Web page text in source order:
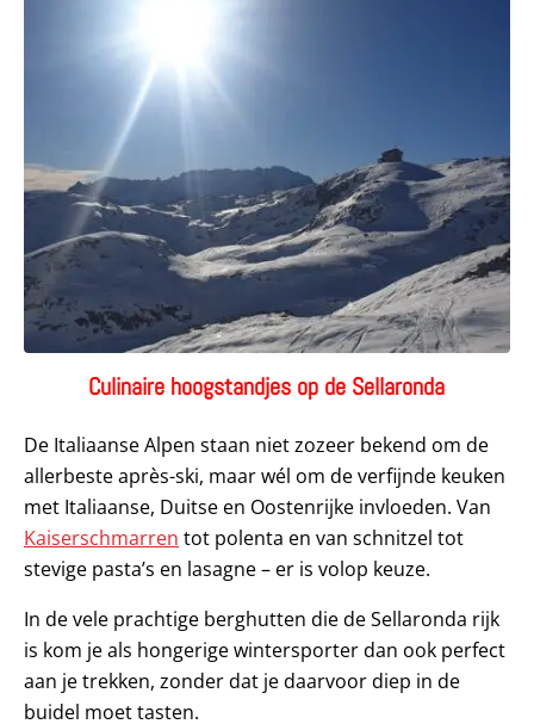
Culinaire hoogstandjes op de Sellaronda
De Italiaanse Alpen staan niet zozeer bekend om de
allerbeste après-ski, maar wél om de verfijnde keuken
met Italiaanse, Duitse en Oostenrijke invloeden. Van
Kaiserschmarren tot polenta en van schnitzel tot
stevige pasta’s en lasagne – er is volop keuze.
In de vele prachtige berghutten die de Sellaronda rijk
is kom je als hongerige wintersporter dan ook perfect
aan je trekken, zonder dat je daarvoor diep in de
buidel moet tasten.